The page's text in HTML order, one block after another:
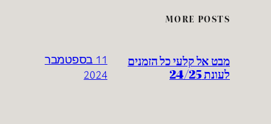
MORE POSTS
מבט אל קלעי כל הזמנים
לעונת 24/25
11 בספטמבר
2024